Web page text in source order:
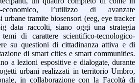
economico, l’utilizzo di avanzate
urbane tramite biosensori (eeg, eye tracker
data raccolti, siano oggi una strategia
di carattere scientifico-tecnologico-
su questioni di cittadinanza attiva e di
di smart cities e smart communities.
a lezioni espositive e dialogate, durante
urbani realizzati in territorio Umbro,
in collaborazione con la Facoltà di